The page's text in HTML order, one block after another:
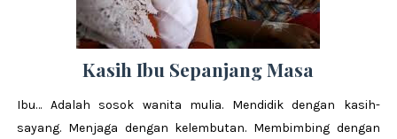
Kasih Ibu Sepanjang Masa
Ibu… Adalah sosok wanita mulia. Mendidik dengan kasih-
sayang. Menjaga dengan kelembutan. Membimbing dengan